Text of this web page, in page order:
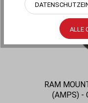
RAM
(AMPS) -
ALLE